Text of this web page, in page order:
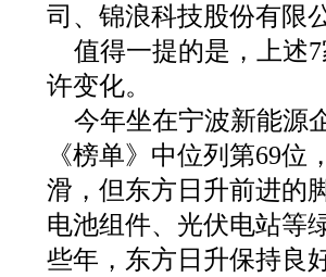
司、锦浪科技股份有限
值得一提的是，上述
许变化。
今年坐在宁波新能源
《榜单》中位列第69
滑，但东方日升前进的
电池组件、光伏电站等
些年，东方日升保持良